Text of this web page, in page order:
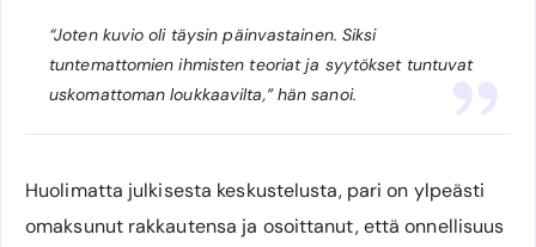
“Joten kuvio oli täysin päinvastainen. Siksi
tuntemattomien ihmisten teoriat ja syytökset tuntuvat
uskomattoman loukkaavilta,” hän sanoi.
Huolimatta julkisesta keskustelusta, pari on ylpeästi
omaksunut rakkautensa ja osoittanut, että onnellisuus